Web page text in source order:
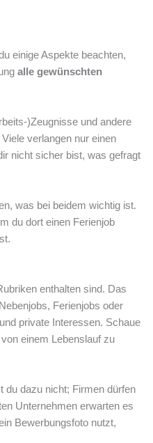
einige Aspekte beachten,
alle gewünschten
)Zeugnisse und andere
verlangen nur einen
nicht sicher bist, was gefragt
was bei beidem wichtig ist.
du dort einen Ferienjob
enthalten sind. Das
Ferienjobs oder
private Interessen. Schaue
einem Lebenslauf zu
du dazu nicht; Firmen dürfen
Unternehmen erwarten es
Bewerbungsfoto nutzt,